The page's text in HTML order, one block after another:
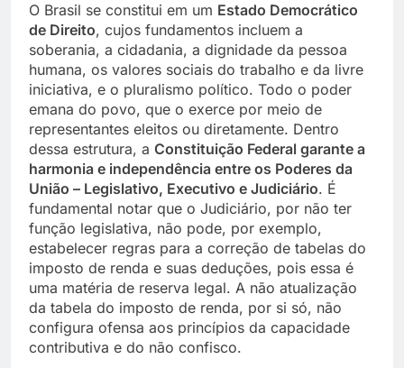
O Brasil se constitui em um Estado Democrático
de Direito, cujos fundamentos incluem a
soberania, a cidadania, a dignidade da pessoa
humana, os valores sociais do trabalho e da livre
iniciativa, e o pluralismo político. Todo o poder
emana do povo, que o exerce por meio de
representantes eleitos ou diretamente. Dentro
dessa estrutura, a Constituição Federal garante a
harmonia e independência entre os Poderes da
União – Legislativo, Executivo e Judiciário. É
fundamental notar que o Judiciário, por não ter
função legislativa, não pode, por exemplo,
estabelecer regras para a correção de tabelas do
imposto de renda e suas deduções, pois essa é
uma matéria de reserva legal. A não atualização
da tabela do imposto de renda, por si só, não
configura ofensa aos princípios da capacidade
contributiva e do não confisco.